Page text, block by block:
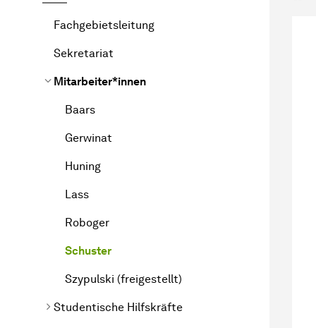
Fachgebietsleitung
Sekretariat
Mitarbeiter*innen
Baars
Gerwinat
Huning
Lass
Roboger
Schuster
Szypulski (freigestellt)
Studentische Hilfskräfte